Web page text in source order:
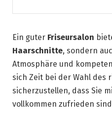
Ein guter Friseursalon
Haarschnitte, sondern
Atmosphäre und
sich Zeit bei der Wahl des
sicherzustellen, dass Sie
vollkommen zufrieden